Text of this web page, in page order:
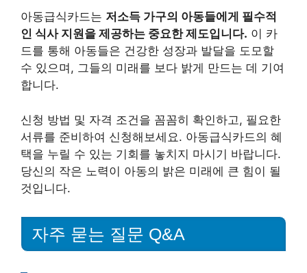
아동급식카드는 저소득 가구의 아동들에게 필수적
인 식사 지원을 제공하는 중요한 제도입니다. 이 카
드를 통해 아동들은 건강한 성장과 발달을 도모할
수 있으며, 그들의 미래를 보다 밝게 만드는 데 기여
합니다.
신청 방법 및 자격 조건을 꼼꼼히 확인하고, 필요한
서류를 준비하여 신청해보세요. 아동급식카드의 혜
택을 누릴 수 있는 기회를 놓치지 마시기 바랍니다.
당신의 작은 노력이 아동의 밝은 미래에 큰 힘이 될
것입니다.
자주 묻는 질문 Q&A